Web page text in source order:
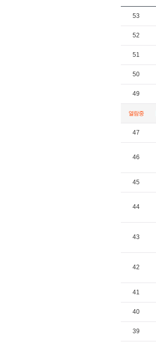
53
52
51
50
49
열람중
47
46
45
44
43
42
41
40
39